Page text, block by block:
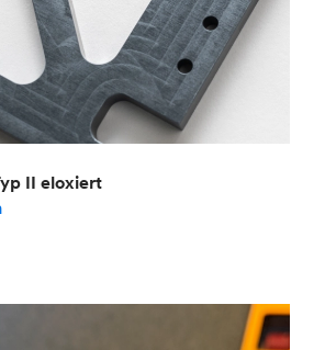
II eloxiert